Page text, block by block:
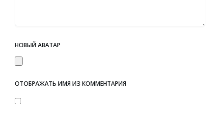
НОВЫЙ АВАТАР
ОТОБРАЖАТЬ ИМЯ ИЗ КОММЕНТАРИЯ